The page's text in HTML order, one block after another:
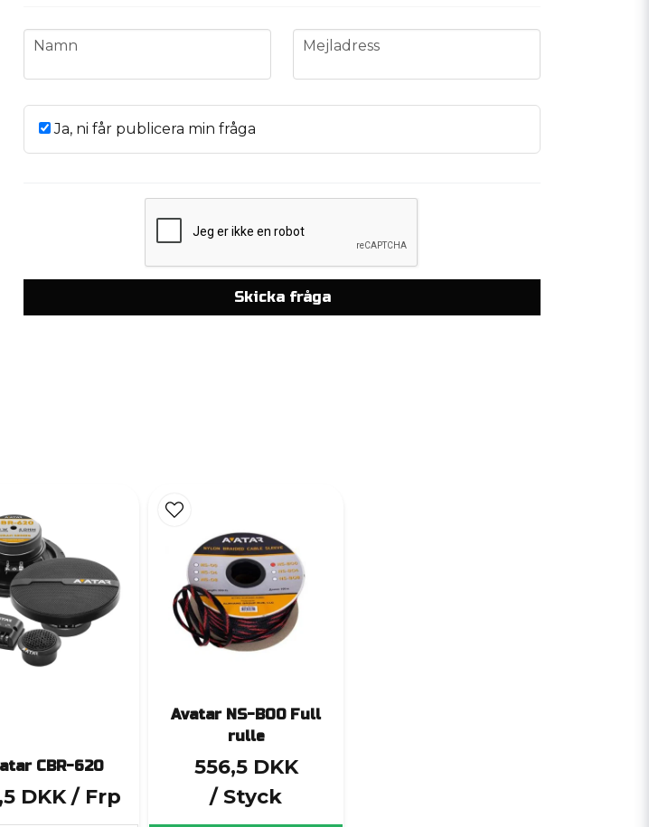
name
Namn email
Mejladress
Ja, ni får publicera min fråga
Skicka fråga
CBR-620
DKK / Frp
Avatar NS-BO0 Full
rulle
556,5 DKK
/ Styck